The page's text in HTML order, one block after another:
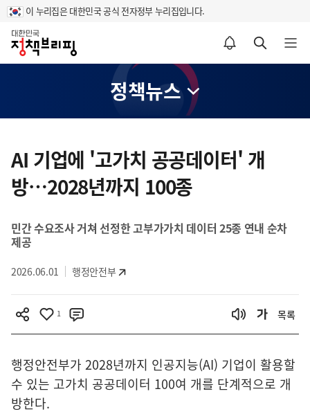
이 누리집은 대한민국 공식 전자정부 누리집입니다.
홈
알림설정 바로가기 검색 바로가기 메뉴 열기
정책뉴스
츠
영
AI 기업에 '고가치 공공데이터' 개
방…2028년까지 100종
민간 수요조사 거쳐 선정한 고부가가치 데이터 25종 연내 순차
제공
2026.06.01 행정안전부
1 목록
행정안전부가 2028년까지 인공지능(AI) 기업이 활용할
수 있는 고가치 공공데이터 100여 개를 단계적으로 개
방한다.